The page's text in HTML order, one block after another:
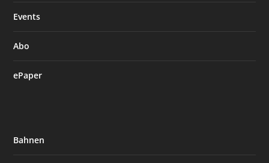
Events
Abo
ePaper
Bahnen